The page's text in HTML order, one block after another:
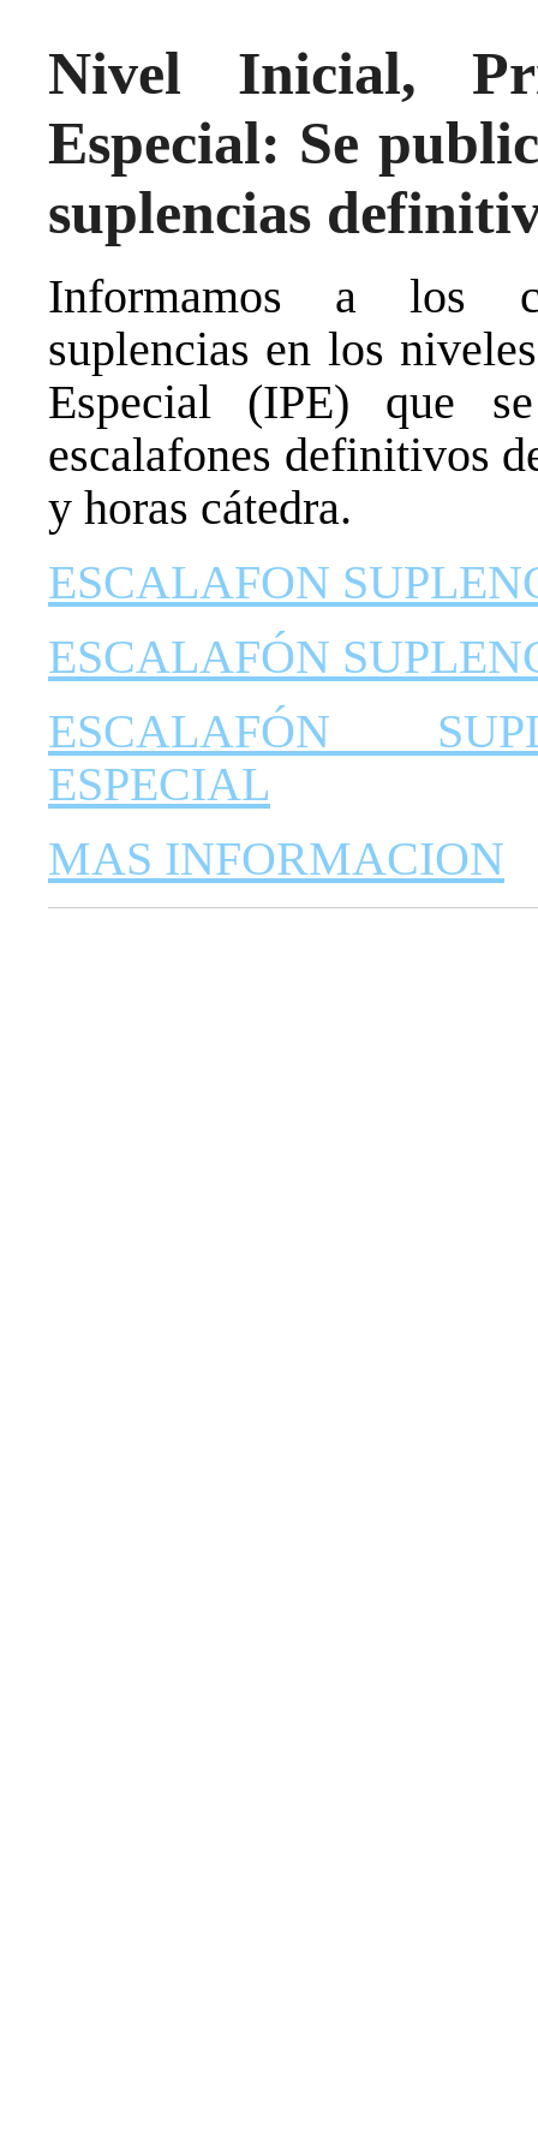
Nivel Inicial,
Especial: Se
suplencias
Informamos a los
suplencias en los
Especial (IPE) que
escalafones definitivos
y horas cátedra.
ESCALAFON
ESCALAFÓN
ESCALAFÓN
ESPECIAL
MAS INFORMACION